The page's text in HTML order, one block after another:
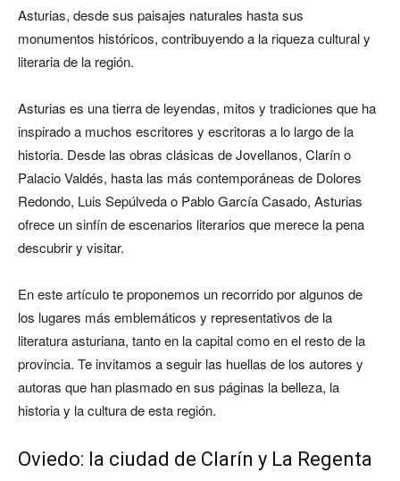
Asturias, desde sus paisajes naturales hasta sus
monumentos históricos, contribuyendo a la riqueza cultural y
literaria de la región.
Asturias es una tierra de leyendas, mitos y tradiciones que ha
inspirado a muchos escritores y escritoras a lo largo de la
historia. Desde las obras clásicas de Jovellanos, Clarín o
Palacio Valdés, hasta las más contemporáneas de Dolores
Redondo, Luis Sepúlveda o Pablo García Casado, Asturias
ofrece un sinfín de escenarios literarios que merece la pena
descubrir y visitar.
En este artículo te proponemos un recorrido por algunos de
los lugares más emblemáticos y representativos de la
literatura asturiana, tanto en la capital como en el resto de la
provincia. Te invitamos a seguir las huellas de los autores y
autoras que han plasmado en sus páginas la belleza, la
historia y la cultura de esta región.
Oviedo: la ciudad de Clarín y La Regenta